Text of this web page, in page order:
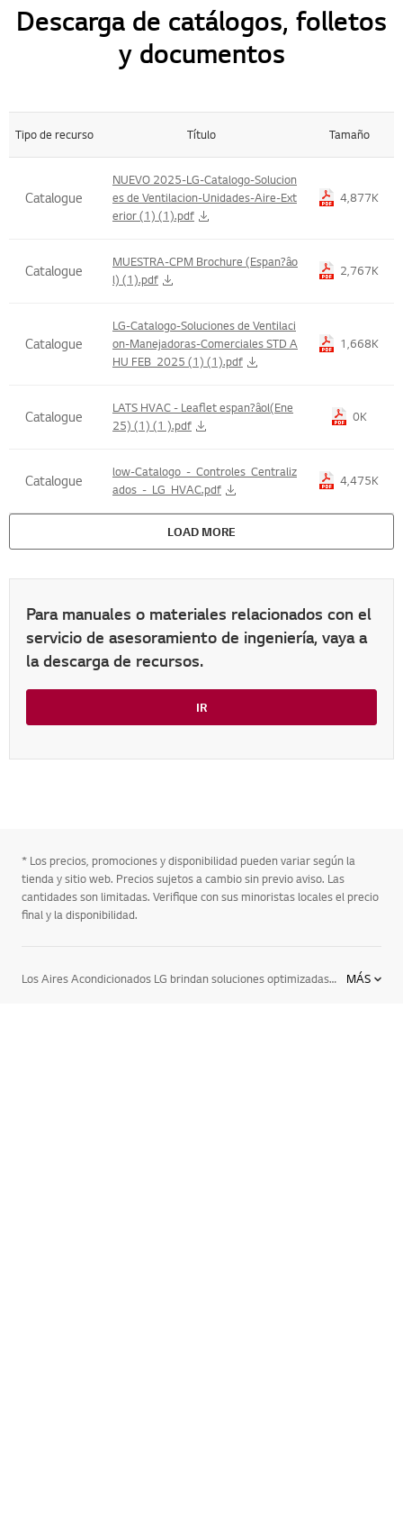
Descarga de catálogos, folletos
y documentos
Tipo de recurso Título Tamaño
Catalogue
NUEVO 2025-LG-Catalogo-Solucion
es de Ventilacion-Unidades-Aire-Ext
erior (1) (1).pdf
4,877K
Catalogue
MUESTRA-CPM Brochure (Espan?âo
l) (1).pdf
2,767K
Catalogue
LG-Catalogo-Soluciones de Ventilaci
on-Manejadoras-Comerciales STD A
HU FEB_2025 (1) (1).pdf
1,668K
Catalogue
LATS HVAC - Leaflet espan?âol(Ene
25) (1) (1 ).pdf
0K
Catalogue
low-Catalogo_-_Controles_Centraliz
ados_-_LG_HVAC.pdf
4,475K
LOAD MORE
Para manuales o materiales relacionados con el
servicio de asesoramiento de ingeniería, vaya a
la descarga de recursos.
IR
* Los precios, promociones y disponibilidad pueden variar según la
tienda y sitio web. Precios sujetos a cambio sin previo aviso. Las
cantidades son limitadas. Verifique con sus minoristas locales el precio
final y la disponibilidad.
Los Aires Acondicionados LG brindan soluciones optimizadas para cada sector con una gran variedad de sistemas y con la última tecnología del mercado que ofrecen calefacción, ventilación y acondicionamiento excepcional a edificios alrededor del mundo. A través de nuestra experiencia sin comparación y conocimiento de industria, respondemos de forma directa las necesidades de empresas que buscan soluciones HVAC digitalizadas y eco-conscientes. Somos el socio que tu negocio ha estado buscando, y estamos sumamente preparados para integrar nuestra tecnología más avanzada a sus operaciones diarias, apoyándolo a usted y su negocio paso a paso. MÁS